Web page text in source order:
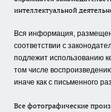
интеллектуальной
Вся информация,
соответствии с
подлежит использованию
том числе
иначе как с письменного
Все фотографические